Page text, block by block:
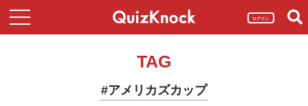
ログイン
TAG
#アメリカズカップ